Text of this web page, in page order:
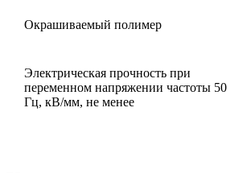
Окрашиваемый полимер
Электрическая прочность при
переменном напряжении частоты 50
Гц, кВ/мм, не менее